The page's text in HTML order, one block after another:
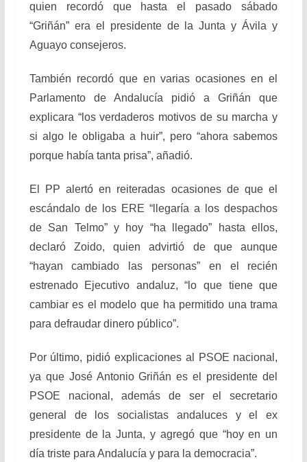
quien recordó que hasta el pasado sábado
“Griñán” era el presidente de la Junta y Ávila y
Aguayo consejeros.
También recordó que en varias ocasiones en el
Parlamento de Andalucía pidió a Griñán que
explicara “los verdaderos motivos de su marcha y
si algo le obligaba a huir”, pero “ahora sabemos
porque había tanta prisa”, añadió.
El PP alertó en reiteradas ocasiones de que el
escándalo de los ERE “llegaría a los despachos
de San Telmo” y hoy “ha llegado” hasta ellos,
declaró Zoido, quien advirtió de que aunque
“hayan cambiado las personas” en el recién
estrenado Ejecutivo andaluz, “lo que tiene que
cambiar es el modelo que ha permitido una trama
para defraudar dinero público”.
Por último, pidió explicaciones al PSOE nacional,
ya que José Antonio Griñán es el presidente del
PSOE nacional, además de ser el secretario
general de los socialistas andaluces y el ex
presidente de la Junta, y agregó que “hoy en un
día triste para Andalucía y para la democracia”.